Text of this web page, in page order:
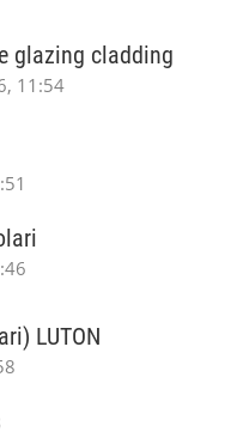
glazing cladding
11:54
LUTON